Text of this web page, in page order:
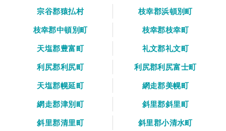
宗谷郡猿払村
枝幸郡浜頓別町
枝幸郡中頓別町
枝幸郡枝幸町
天塩郡豊富町
礼文郡礼文町
利尻郡利尻町
利尻郡利尻富士町
天塩郡幌延町
網走郡美幌町
網走郡津別町
斜里郡斜里町
斜里郡清里町
斜里郡小清水町